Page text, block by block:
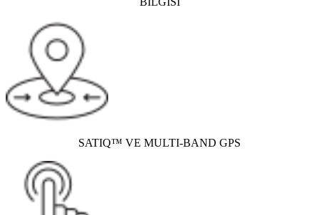
SATIQ™ VE MULTI-BAND GPS